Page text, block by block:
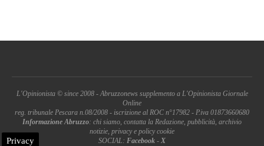
L'Opinionista © since 2008 - Abruzzonews supplemento a L'Opinionista Giornale
Online
reg. tribunale Pescara n.08/2008 - iscrizione al ROC n°17982 - P.iva 01873660680
Informazione Abruzzo: chi siamo, contatta la Redazione, pubblicità, archivio
notizie, privacy e policy cookie
SOCIAL: Facebook - X
Privacy